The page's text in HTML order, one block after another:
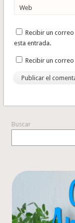
Web
Recibir un
esta entrada.
Recibir un
Buscar